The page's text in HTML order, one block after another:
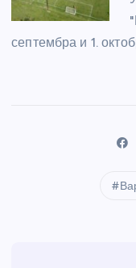
септембра и 1.